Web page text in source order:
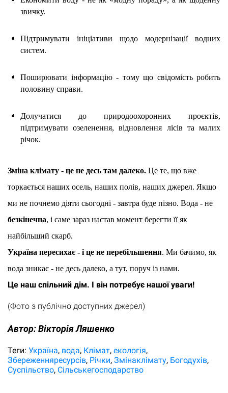
звичку.
Підтримувати ініціативи щодо модернізації водних
систем.
Поширювати інформацію - тому що свідомість робить
половину справи.
Долучатися до природоохоронних проєктів,
підтримувати озеленення, відновлення лісів та малих
річок.
Зміна клімату - це не десь там далеко. Це те, що вже
торкається наших осель, наших полів, наших джерел. Якщо
безкінечна, і саме зараз настав момент берегти її як
найбільший скарб.
Україна пересихає - і це не перебільшення. Ми бачимо, як
вода зникає - не десь далеко, а тут, поруч із нами.
Це наш спільний дім. І він потребує нашої уваги!
(Фото з публічно доступних джерел)
Автор:Вікторія Ляшенко
Теги: Україна вода Клімат екологія
Збереженняресурсів Річки Змінаклімату Богодухів
Суспільство Сільськегосподарство